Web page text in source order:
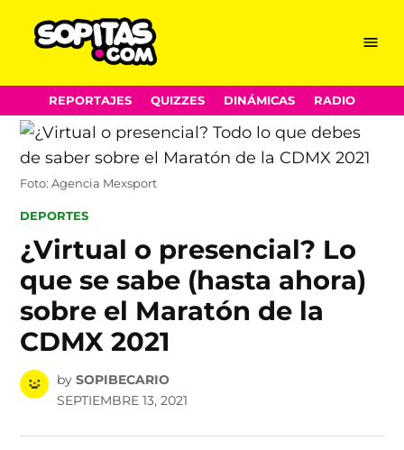
Skip
to
content
Menu
REPORTAJES QUIZZES DINÁMICAS RADIO
Foto: Agencia Mexsport
POSTED
DEPORTES
¿Virtual o presencial? Lo
que se sabe (hasta ahora)
sobre el Maratón de la
CDMX 2021
by SOPIBECARIO
SEPTIEMBRE 13, 2021